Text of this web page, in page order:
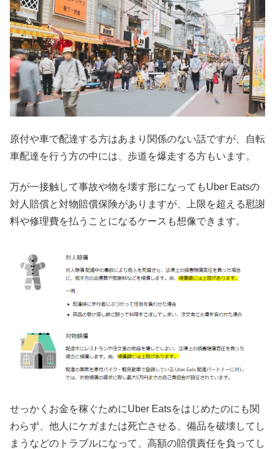
原付や車で配達する方はあまり関係のない話ですが、自転
車配達を行う方の中には、歩道を爆走する方もいます。
万が一接触して事故や物を壊す形になってもUber Eatsの
対人賠償と対物賠償保険がありますが、上限を超える慰謝
料や修理費を払うことになるケースも想像できます。
せっかくお金を稼ぐためにUber Eatsをはじめたのにも関
わらず、他人にケガまたは死亡させる、備品を破壊してし
まうなどのトラブルになって、高額の賠償責任を負ってし